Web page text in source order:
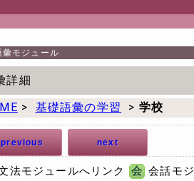
彙モジュール
詳細
> 基礎語彙の学習 > 学校
previous next
法モジュールへリンク 会 会話モ